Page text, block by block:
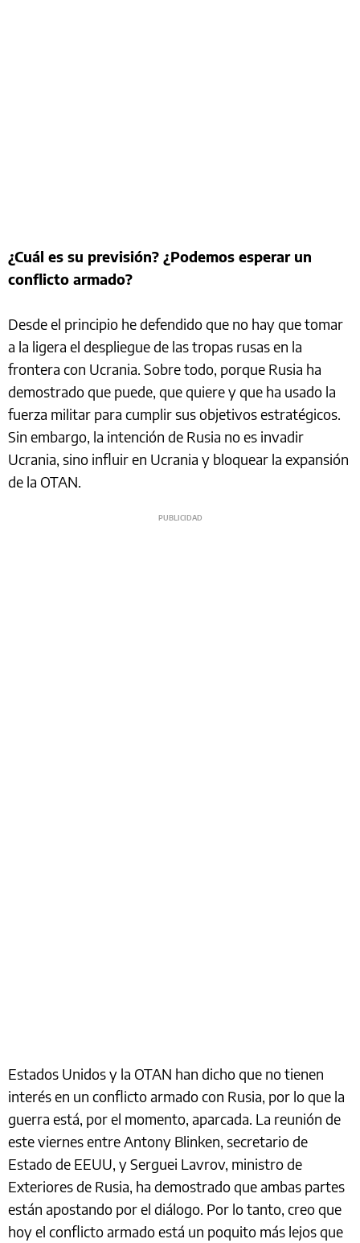
¿Cuál es su previsión? ¿Podemos esperar un
conflicto armado?
Desde el principio he defendido que no hay que tomar
a la ligera el despliegue de las tropas rusas en la
frontera con Ucrania. Sobre todo, porque Rusia ha
demostrado que puede, que quiere y que ha usado la
fuerza militar para cumplir sus objetivos estratégicos.
Sin embargo, la intención de Rusia no es invadir
Ucrania, sino influir en Ucrania y bloquear la expansión
de la OTAN.
Estados Unidos y la OTAN han dicho que no tienen
interés en un conflicto armado con Rusia, por lo que la
guerra está, por el momento, aparcada. La reunión de
este viernes entre Antony Blinken, secretario de
Estado de EEUU, y Serguei Lavrov, ministro de
Exteriores de Rusia, ha demostrado que ambas partes
están apostando por el diálogo. Por lo tanto, creo que
hoy el conflicto armado está un poquito más lejos que